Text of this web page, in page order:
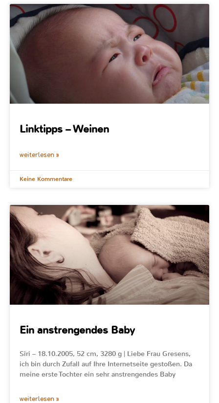
Linktipps – Weinen
weiterlesen »
Keine Kommentare
Ein anstrengendes Baby
Siri – 18.10.2005, 52 cm, 3280 g | Liebe Frau Gresens,
ich bin durch Zufall auf Ihre Internetseite gestoßen. Da
meine erste Tochter ein sehr anstrengendes Baby
weiterlesen »